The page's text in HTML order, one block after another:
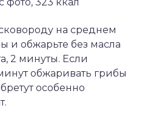
на среднем
и обжарьте без масла
2 минуты. Если
обжаривать грибы
особенно